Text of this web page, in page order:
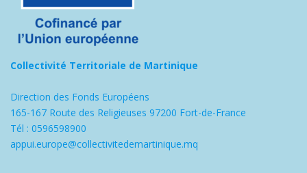
Collectivité Territoriale de Martinique
Direction des Fonds Européens
165-167 Route des Religieuses 97200 Fort-de-France
Tél : 0596598900
appui.europe@collectivitedemartinique.mq